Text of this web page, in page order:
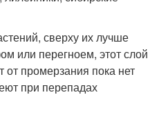
сверху их лучше
или перегноем, этот слой
от промерзания пока нет
при перепадах